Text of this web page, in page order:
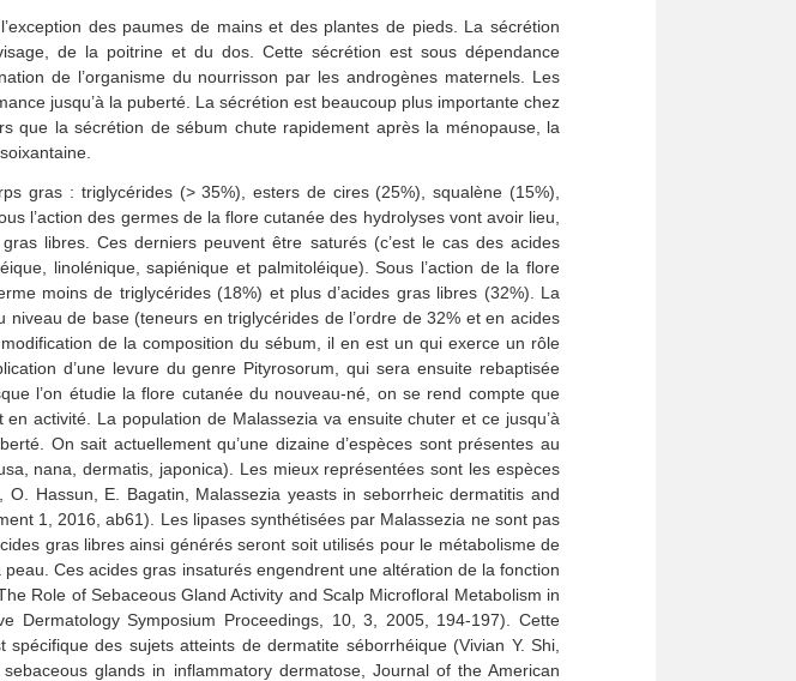
des paumes de mains et des plantes de pieds. La sécrétion
de la poitrine et du dos. Cette sécrétion est sous dépendance
de l’organisme du nourrisson par les androgènes maternels. Les
jusqu’à la puberté. La sécrétion est beaucoup plus importante chez
que la sécrétion de sébum chute rapidement après la ménopause, la
gras : triglycérides (> 35%), esters de cires (25%), squalène (15%),
l’action des germes de la flore cutanée des hydrolyses vont avoir lieu,
libres. Ces derniers peuvent être saturés (c’est le cas des acides
linolénique, sapiénique et palmitoléique). Sous l’action de la flore
moins de triglycérides (18%) et plus d’acides gras libres (32%). La
de base (teneurs en triglycérides de l’ordre de 32% et en acides
de la composition du sébum, il en est un qui exerce un rôle
d’une levure du genre Pityrosorum, qui sera ensuite rebaptisée
l’on étudie la flore cutanée du nouveau-né, on se rend compte que
activité. La population de Malassezia va ensuite chuter et ce jusqu’à
On sait actuellement qu’une dizaine d’espèces sont présentes au
nana, dermatis, japonica). Les mieux représentées sont les espèces
Hassun, E. Bagatin, Malassezia yeasts in seborrheic dermatitis and
1, 2016, ab61). Les lipases synthétisées par Malassezia ne sont pas
gras libres ainsi générés seront soit utilisés pour le métabolisme de
Ces acides gras insaturés engendrent une altération de la fonction
Role of Sebaceous Gland Activity and Scalp Microfloral Metabolism in
Dermatology Symposium Proceedings, 10, 3, 2005, 194-197). Cette
des sujets atteints de dermatite séborrhéique (Vivian Y. Shi,
glands in inflammatory dermatose, Journal of the American